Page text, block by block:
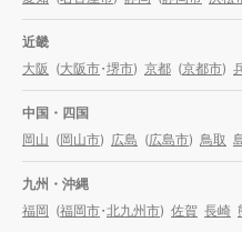
近畿
大阪 (大阪市・堺市) 京都 (京都市)
中国・四国
岡山 (岡山市) 広島 (広島市) 鳥取
九州・沖縄
福岡 (福岡市・北九州市) 佐賀 長崎